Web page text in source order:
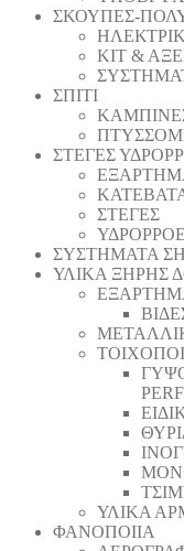
ΣΚΟΥΠΕΣ-
ΚΙΤ &
ΣΠΙΤΙ
ΣΤΕΓΕΣ
ΣΤΕΓΕΣ
ΣΥΣΤΗΜΑΤΑ
ΥΛΙΚΑ ΞΗΡΗΣ
ΥΛΙΚΑ
ΦΑΝΟΠΟΙΙΑ